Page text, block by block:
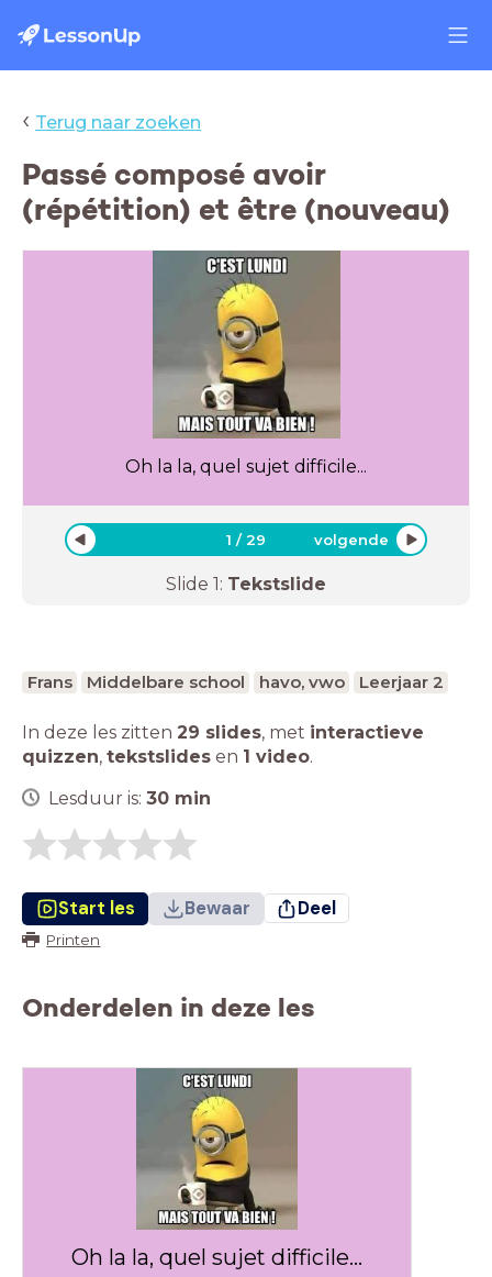
‹ Terug naar zoeken
Passé composé avoir
(répétition) et être (nouveau)
Oh la la, quel sujet difficile...
1 /29 volgende
Slide 1: Tekstslide
Frans Middelbare school havo, vwo Leerjaar 2
In deze les zitten 29 slides, met interactieve
quizzen, tekstslides en 1 video.
Lesduur is: 30 min
Start les Bewaar Deel
Printen
Onderdelen in deze les
Oh la la, quel sujet difficile...